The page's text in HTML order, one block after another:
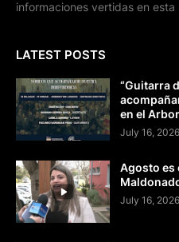
informaciones vertidas en esta
LATEST POSTS
“Guitarra
en el
July 16, 2026
Agosto es
July 16, 2026